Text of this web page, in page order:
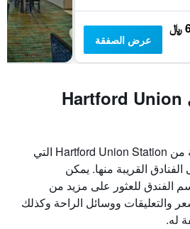
عرض الصفقة
أماكن للإقامة في Hartford Union
انتقل إلى المناطق القريبة من Hartford Union Station التي
القريبة منها. يمكن
الفندق للعثور على مزيد من
والتعليقات ووسائل الراحة وكذلك
له.